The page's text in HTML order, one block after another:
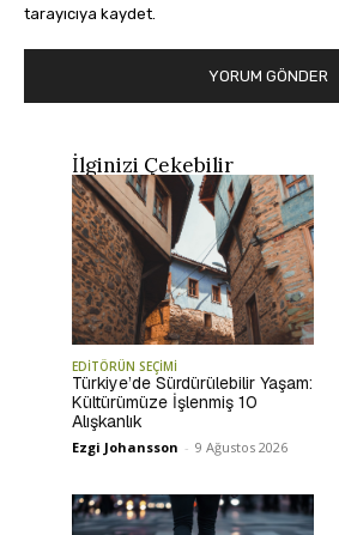
tarayıcıya kaydet.
İlginizi Çekebilir
EDİTÖRÜN SEÇİMİ
Türkiye’de Sürdürülebilir Yaşam:
Kültürümüze İşlenmiş 10
Alışkanlık
Ezgi Johansson - 9 Ağustos 2026